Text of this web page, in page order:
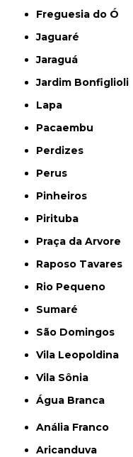
Freguesia do Ó
Jaguaré
Jaraguá
Jardim Bonfiglioli
Lapa
Pacaembu
Perdizes
Perus
Pinheiros
Pirituba
Praça da Arvore
Raposo Tavares
Rio Pequeno
Sumaré
São Domingos
Vila Leopoldina
Vila Sônia
Água Branca
Anália Franco
Aricanduva